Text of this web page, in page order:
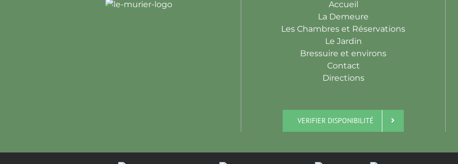
Accueil
La Demeure
Les Chambres et Réservations
Le Jardin
Bressuire et environs
Contact
Directions
VERIFIER DISPONIBILITÉ